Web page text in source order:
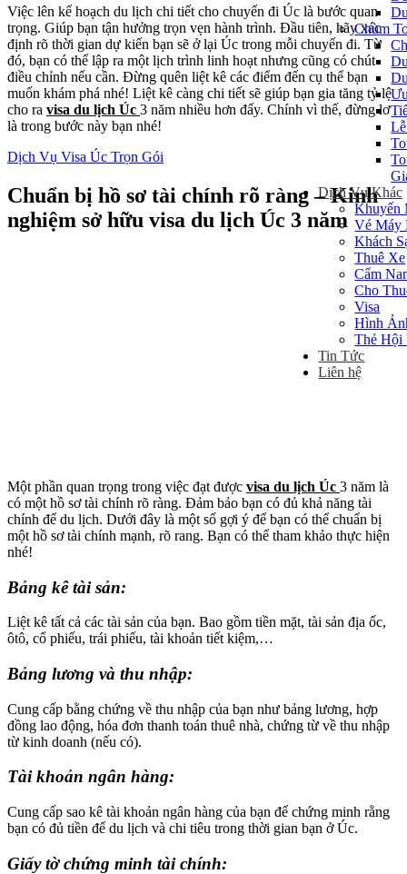
Chùm
Dịch Vụ Khác
Khuyến
Vé Máy
Khách
Thuê Xe
Cẩm
Cho
Visa
Hình
Thẻ Hội
Tin Tức
Liên hệ
Việc lên kế hoạch du lịch chi tiết cho chuyến đi Úc là bước quan
trọng. Giúp bạn tận hưởng trọn vẹn hành trình. Đầu tiên, hãy xác
định rõ thời gian dự kiến bạn sẽ ở lại Úc trong mỗi chuyến đi. Từ
đó, bạn có thể lập ra một lịch trình linh hoạt nhưng cũng có chút
điều chỉnh nếu cần. Đừng quên liệt kê các điểm đến cụ thể bạn
muốn khám phá nhé! Liệt kê càng chi tiết sẽ giúp bạn gia tăng tỷ lệ
cho ra visa du lịch Úc 3 năm nhiều hơn đấy. Chính vì thế, đừng lơ
là trong bước này bạn nhé!
Dịch Vụ Visa Úc Trọn Gói
Chuẩn bị hồ sơ tài chính rõ ràng – Kinh
nghiệm sở hữu visa du lịch Úc 3 năm
Một phần quan trọng trong việc đạt được visa du lịch Úc 3 năm là
có một hồ sơ tài chính rõ ràng. Đảm bảo bạn có đủ khả năng tài
chính để du lịch. Dưới đây là một số gợi ý để bạn có thể chuẩn bị
một hồ sơ tài chính mạnh, rõ rang. Bạn có thể tham khảo thực hiện
nhé!
Bảng kê tài sản:
Liệt kê tất cả các tài sản của bạn. Bao gồm tiền mặt, tài sản địa ốc,
ôtô, cổ phiếu, trái phiếu, tài khoản tiết kiệm,…
Bảng lương và thu nhập:
Cung cấp bằng chứng về thu nhập của bạn như bảng lương, hợp
đồng lao động, hóa đơn thanh toán thuê nhà, chứng từ về thu nhập
từ kinh doanh (nếu có).
Tài khoản ngân hàng:
Cung cấp sao kê tài khoản ngân hàng của bạn để chứng minh rằng
bạn có đủ tiền để du lịch và chi tiêu trong thời gian bạn ở Úc.
Giấy tờ chứng minh tài chính: